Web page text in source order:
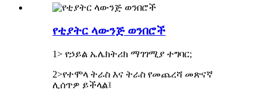
የቲያትር ላውንጅ ወንበሮች
1> የኃይል ኤሌክትሪክ ማገገሚያ ተግባር;
2>የተሞላ ትራስ እና ትራስ የመጨረሻ መጽናኛ
ሊሰጥዎ ይችላል፤